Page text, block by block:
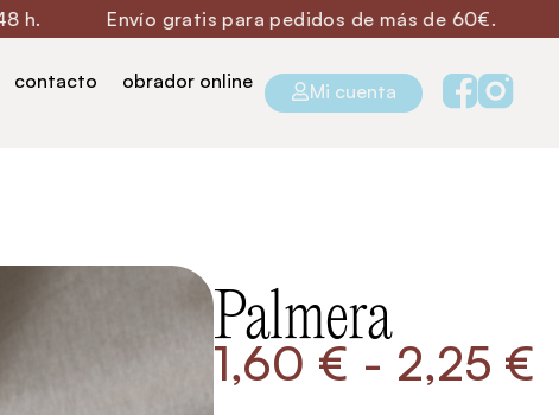
Envío gratis para pedidos de más de 60€.
contacto obrador online Mi cuenta
Palmera
1,60 € - 2,25 €